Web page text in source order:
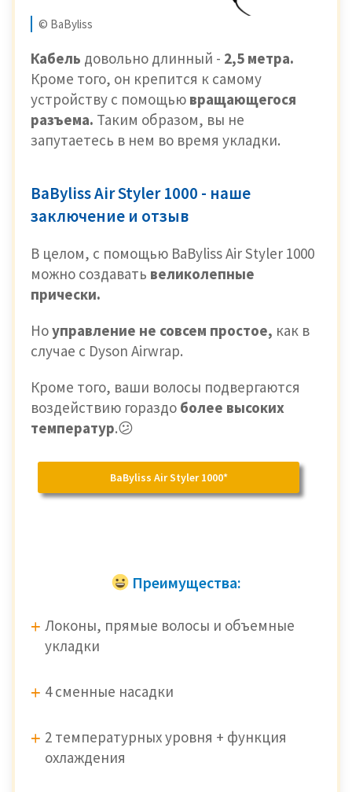
© BaByliss
Кабель довольно длинный - 2,5 метра.
Кроме того, он крепится к самому
устройству с помощью вращающегося
разъема. Таким образом, вы не
запутаетесь в нем во время укладки.
BaByliss Air Styler 1000 - наше
заключение и отзыв
В целом, с помощью BaByliss Air Styler 1000
можно создавать великолепные
прически.
Ноуправление не совсем простое, как в
случае с Dyson Airwrap.
Кроме того, ваши волосы подвергаются
воздействию гораздо более высоких
температур.😕
BaByliss Air Styler 1000*
Преимущества:
Локоны, прямые волосы и объемные
укладки
4 сменные насадки
2 температурных уровня + функция
охлаждения